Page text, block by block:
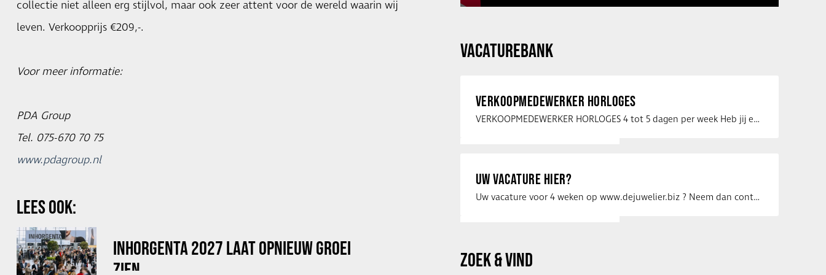
collectie niet alleen erg stijlvol, maar ook zeer attent voor de wereld waarin wij
leven. Verkoopprijs €209,-.
Voor meer informatie:
PDA Group
Tel. 075-670 70 75
www.pdagroup.nl
LEES OOK:
INHORGENTA 2027 LAAT OPNIEUW GROEI
ZIEN
VACATUREBANK
VERKOOPMEDEWERKER HORLOGES
VERKOOPMEDEWERKER HORLOGES 4 tot 5 dagen per week Heb jij een passie voor …
UW VACATURE HIER?
Uw vacature voor 4 weken op www.dejuwelier.biz ? Neem dan contact op met …
ZOEK & VIND